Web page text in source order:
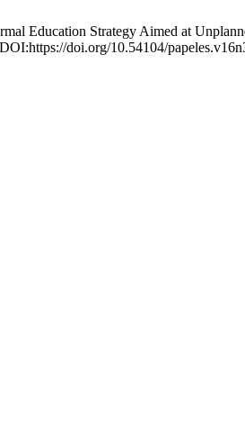
Education Strategy Aimed at
doi.org/10.54104/